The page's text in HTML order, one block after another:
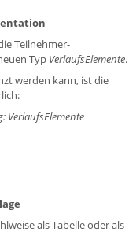
Teilnehmer-
Typ VerlaufsElemente.
werden kann, ist die
VerlaufsElemente
als Tabelle oder als